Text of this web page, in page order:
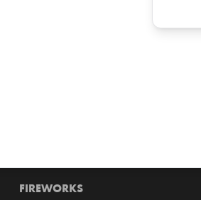
FIREWORKS